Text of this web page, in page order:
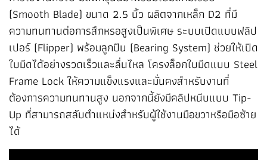
(Smooth Blade) ขนาด 2.5 นิ้ว ผลิตจากเหล็ก D2 ที่มี
ความทนทานต่อการสึกหรอสูงเป็นพิเศษ ระบบเปิดแบบฟลิป
เปอร์ (Flipper) พร้อมลูกปืน (Bearing System) ช่วยให้เปิด
ใบมีดได้อย่างรวดเร็วและลื่นไหล โครงล็อกใบมีดแบบ Steel
Frame Lock ให้ความแข็งแรงและมั่นคงสำหรับงานที่
ต้องการความทนทานสูง นอกจากนี้ยังมีคลิปหนีบแบบ Tip-
Up ที่สามารถสลับตำแหน่งสำหรับผู้ใช้งานมือขวาหรือมือซ้าย
ได้